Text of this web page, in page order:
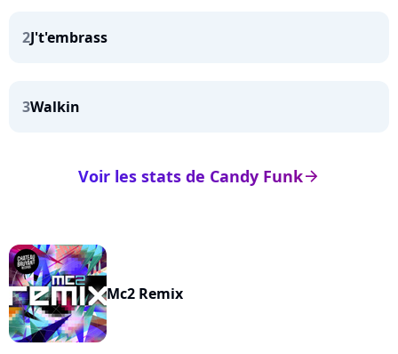
2J't'embrass
3Walkin
arrow_right
Voir les stats de Candy Funk
Mc2 Remix